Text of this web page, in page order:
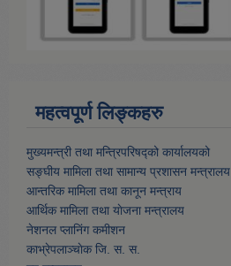
महत्वपूर्ण लिङ्कहरु
मुख्यमन्त्री तथा मन्त्रिपरिषद्को कार्यालयको
सङ्घीय मामिला तथा सामान्य प्रशासन मन्त्रालय
आन्तरिक मामिला तथा कानून मन्त्राय
आर्थिक मामिला तथा याेजना मन्त्रालय
नेशनल प्लानिंग कमीशन
काभ्रेपलाञ्चाेक जि. स. स.